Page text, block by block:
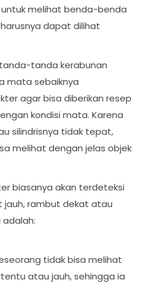
melihat benda-benda
dapat dilihat
tanda kerabunan
mata sebaiknya
agar bisa diberikan resep
kondisi mata. Karena
silindrisnya tidak tepat,
melihat dengan jelas objek
biasanya akan terdeteksi
rambut dekat atau
adalah:
tidak bisa melihat
atau jauh, sehingga ia